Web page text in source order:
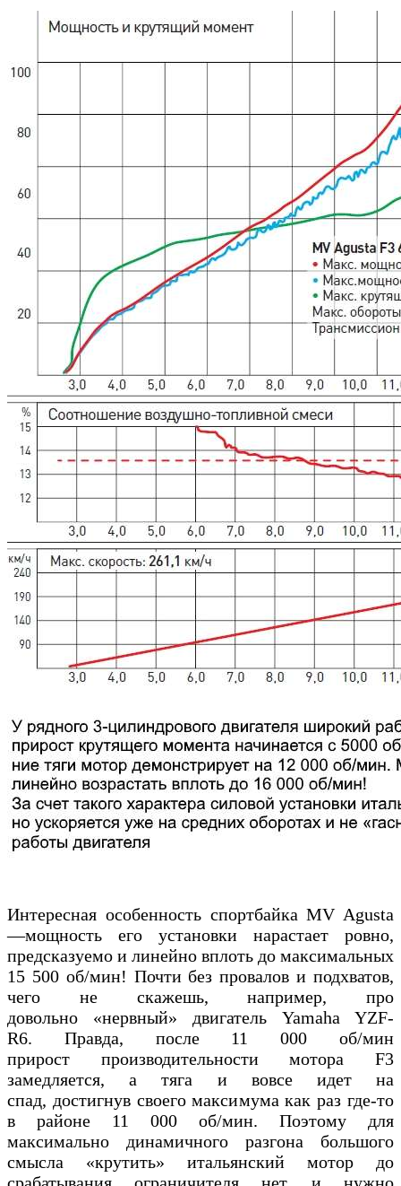
Интересная особенность спортбайка MV Agusta
—мощность его установки нарастает ровно,
предсказуемо и линейно вплоть до максимальных
15 500 об/мин! Почти без провалов и подхватов,
чего не скажешь, например, про
довольно «нервный» двигатель Yamaha YZF-
R6. Правда, после 11 000 об/мин
прирост производительности мотора F3
замедляется, а тяга и вовсе идет на
спад, достигнув своего максимума как раз где-то
в районе 11 000 об/мин. Поэтому для
максимально динамичного разгона большого
смысла «крутить» итальянский мотор до